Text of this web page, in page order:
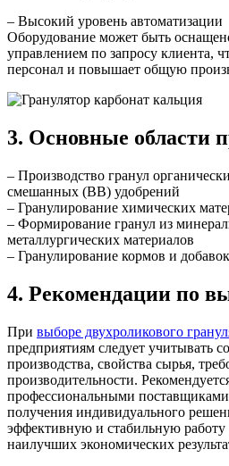
– Высокий уровень автоматизации
Оборудование может быть
управлением по запросу клиента,
персонал и повышает общую
3. Основные области
– Производство гранул
смешанных (BB) удобрений
– Гранулирование химических
– Формирование гранул из
металлургических материалов
– Гранулирование кормов и добавок
4. Рекомендации по
При выборе двухроликового
предприятиям следует учитывать
производства, свойства сырья,
производительности.
профессиональными
получения индивидуального
эффективную и стабильную работу
наилучших экономических